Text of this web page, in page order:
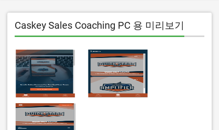
Caskey Sales Coaching PC 용 미리보기